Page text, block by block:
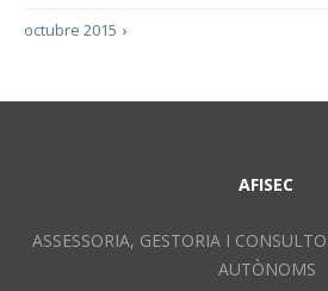
›
octubre 2015
AFISEC
ASSESSORIA, GESTORIA I
AUTÒNOMS